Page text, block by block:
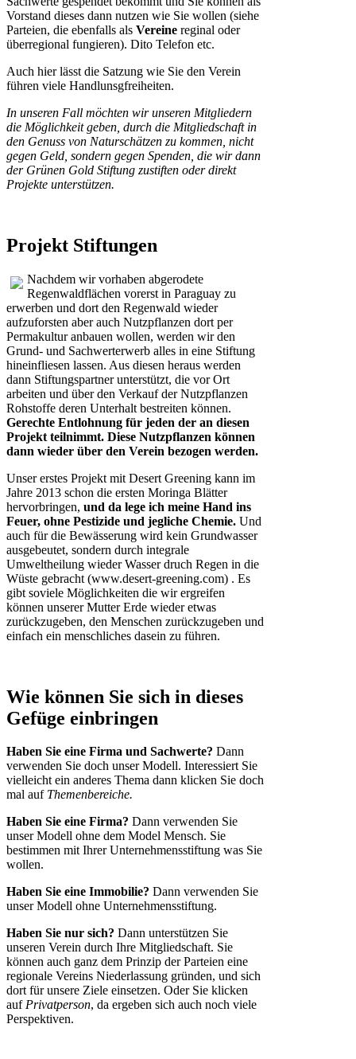
Vorstand dieses dann nutzen wie Sie wollen (siehe
Parteien, die ebenfalls als Vereine reginal oder
überregional fungieren). Dito Telefon etc.
Auch hier lässt die Satzung wie Sie den Verein
führen viele Handlunsgfreiheiten.
In unseren Fall möchten wir unseren Mitgliedern
die Möglichkeit geben, durch die Mitgliedschaft in
den Genuss von Naturschätzen zu kommen, nicht
gegen Geld, sondern gegen Spenden, die wir dann
der Grünen Gold Stiftung zustiften oder direkt
Projekte unterstützen.
Projekt Stiftungen
Nachdem wir vorhaben abgerodete
Regenwaldflächen vorerst in Paraguay zu
erwerben und dort den Regenwald wieder
aufzuforsten aber auch Nutzpflanzen dort per
Permakultur anbauen wollen, werden wir den
Grund- und Sachwerterwerb alles in eine Stiftung
hineinfliesen lassen. Aus diesen heraus werden
dann Stiftungspartner unterstützt, die vor Ort
arbeiten und über den Verkauf der Nutzpflanzen
Rohstoffe deren Unterhalt bestreiten können.
Gerechte Entlohnung für jeden der an diesen
Projekt teilnimmt. Diese Nutzpflanzen können
dann wieder über den Verein bezogen werden.
Unser erstes Projekt mit Desert Greening kann im
Jahre 2013 schon die ersten Moringa Blätter
hervorbringen, und da lege ich meine Hand ins
Feuer, ohne Pestizide und jegliche Chemie. Und
auch für die Bewässerung wird kein Grundwasser
ausgebeutet, sondern durch integrale
Umweltheilung wieder Wasser druch Regen in die
Wüste gebracht (www.desert-greening.com) . Es
gibt soviele Möglichkeiten die wir ergreifen
können unserer Mutter Erde wieder etwas
zurückzugeben, den Menschen zurückzugeben und
einfach ein menschliches dasein zu führen.
Wie können Sie sich in dieses
Gefüge einbringen
Haben Sie eine Firma und Sachwerte? Dann
verwenden Sie doch unser Modell. Interessiert Sie
vielleicht ein anderes Thema dann klicken Sie doch
mal auf Themenbereiche.
Haben Sie eine Firma? Dann verwenden Sie
unser Modell ohne dem Model Mensch. Sie
bestimmen mit Ihrer Unternehmensstiftung was Sie
wollen.
Haben Sie eine Immobilie? Dann verwenden Sie
unser Modell ohne Unternehmensstiftung.
Haben Sie nur sich? Dann unterstützen Sie
unseren Verein durch Ihre Mitgliedschaft. Sie
können auch ganz dem Prinzip der Parteien eine
regionale Vereins Niederlassung gründen, und sich
dort für unsere Ziele einsetzen. Oder Sie klicken
aufPrivatperson, da ergeben sich auch noch viele
Perspektiven.